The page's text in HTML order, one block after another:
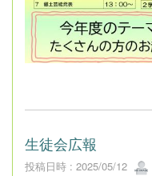
生徒会広報
投稿日時 : 2025/05/12